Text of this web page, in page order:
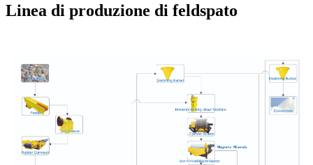
Linea di produzione di feldspato